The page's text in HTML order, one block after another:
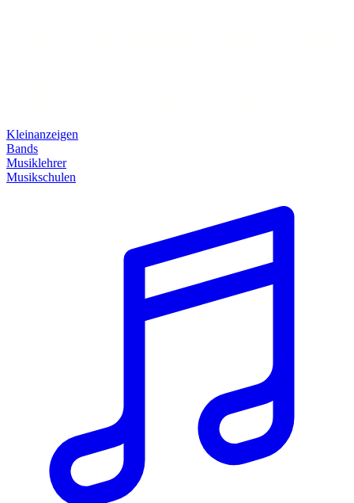
Kleinanzeigen
Bands
Musiklehrer
Musikschulen